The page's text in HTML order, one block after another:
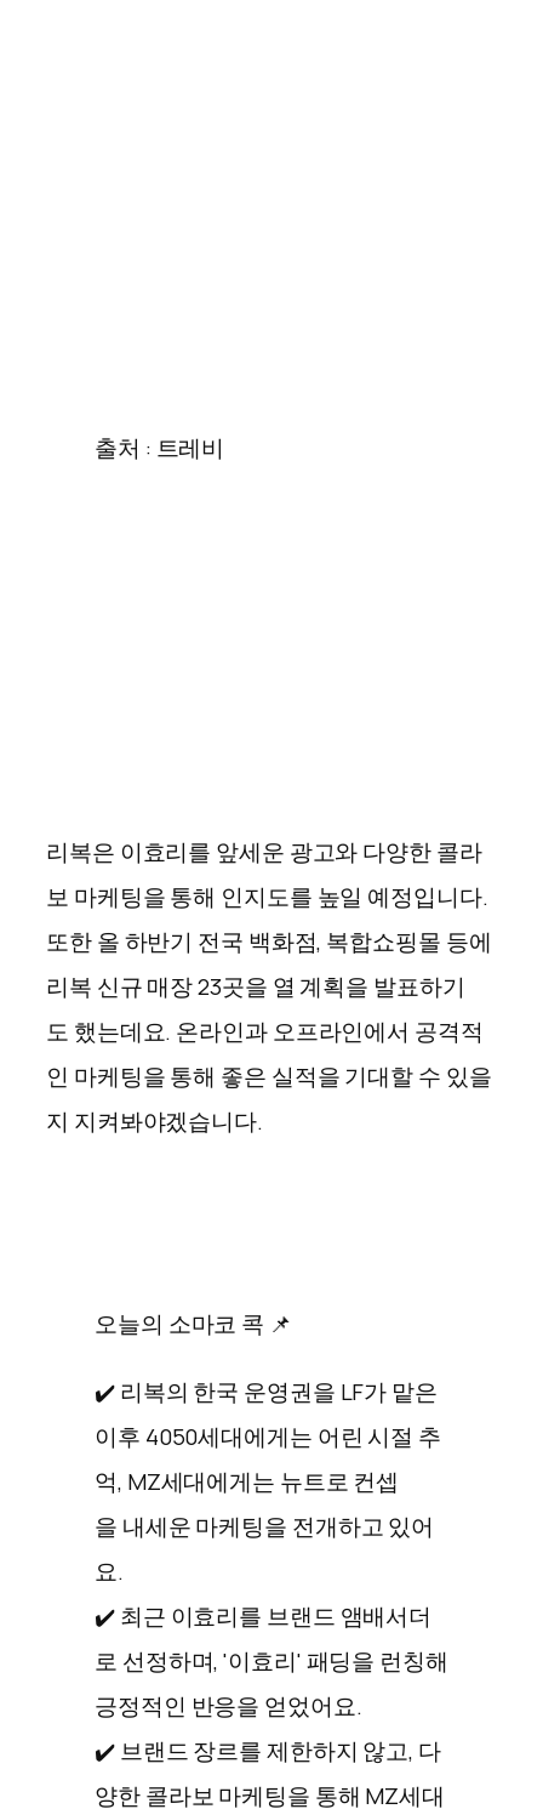
출처 : 트레비
리복은 이효리를 앞세운 광고와 다양한 콜라
보 마케팅을 통해 인지도를 높일 예정입니다.
또한 올 하반기 전국 백화점, 복합쇼핑몰 등에
리복 신규 매장 23곳을 열 계획을 발표하기
도 했는데요. 온라인과오프라인에서 공격적
인 마케팅을통해 좋은 실적을기대할수 있을
지 지켜봐야겠습니다.
오늘의 소마코 콕 📌
✔️ 리복의 한국 운영권을 LF가 맡은
이후 4050세대에게는 어린 시절 추
억, MZ세대에게는 뉴트로 컨셉
을 내세운 마케팅을 전개하고 있어
요.
✔️ 최근 이효리를 브랜드 앰배서더
로 선정하며, '이효리' 패딩을 런칭해
긍정적인 반응을 얻었어요.
✔️ 브랜드 장르를 제한하지 않고, 다
양한 콜라보 마케팅을 통해 MZ세대